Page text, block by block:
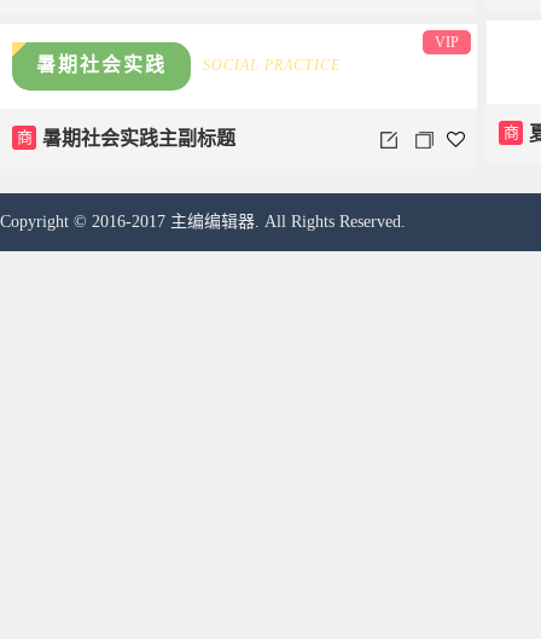
商
暑期社会实践 SOCIAL PRACTICE
商 暑期社会实践主副标题
VIP
Copyright © 2016-2017 主编编辑器. All Rights Reserved.